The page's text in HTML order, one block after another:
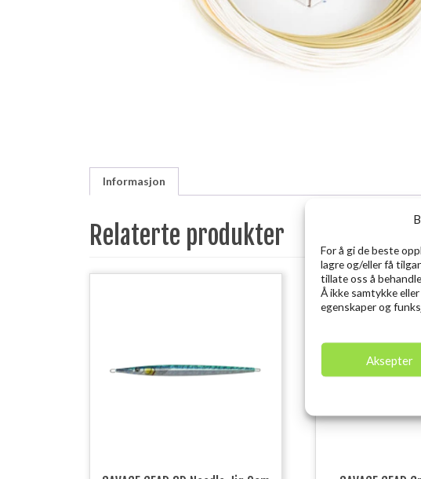
For å gi de beste
lagre og/eller få
tillate oss å
Å ikke samtykke
egenskaper og
Aksepter
Informasjon
Relaterte produkter